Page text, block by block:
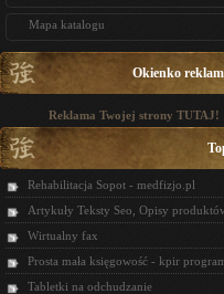
Mapa katalogu
Okienko
Reklama Twojej strony TUTAJ!
Rehabilitacja Sopot - medfizjo.pl
Artykuły Teksty Seo, Opisy
Wirtualny fax
Prosta mała księgowość - kpir
Tabletki na odchudzanie